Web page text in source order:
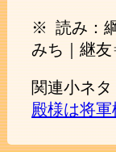
※ 読み：
みち｜継
関連小ネタ
殿様は将